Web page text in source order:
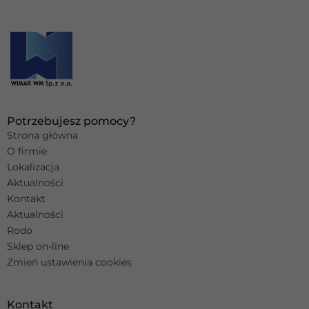
Potrzebujesz pomocy?
Strona główna
O firmie
Lokalizacja
Aktualności
Kontakt
Aktualności
Rodo
Sklep on-line
Zmień ustawienia cookies
Kontakt